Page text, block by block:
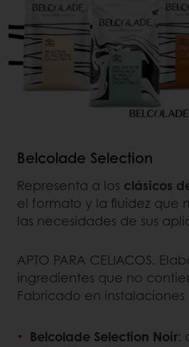
Belcolade Selection
Representa a los clásicos
el formato y la fluidez que
las necesidades de sus
APTO PARA CELIACOS.
ingredientes que no
Fabricado en
Belcolade Selection Noir: